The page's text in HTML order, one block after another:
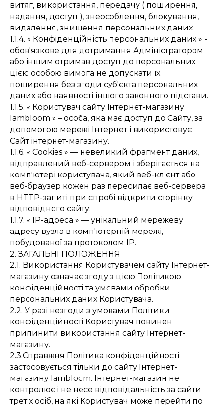
витяг, використання, передачу ( поширення,
надання, доступ ), знеособлення, блокування,
видалення, знищення персональних даних.
1.1.4. « Конфіденційність персональних даних » -
обов'язкове для дотримання Адміністратором
або іншим отримав доступ до персональних
цією особою вимога не допускати їх
поширення без згоди суб'єкта персональних
даних або наявності іншого законного підстави.
1.1.5. « Користувач сайту Інтернет-магазину
Iambloom » – особа, яка має доступ до Сайту, за
допомогою мережі Інтернет і використовує
Сайт інтернет-магазину.
1.1.6. « Cookies » — невеликий фрагмент даних,
відправлений веб-сервером і зберігається на
комп'ютері користувача, який веб-клієнт або
веб-браузер кожен раз пересилає веб-сервера
в HTTP-запиті при спробі відкрити сторінку
відповідного сайту.
1.1.7. « IP-адреса » — унікальний мережеву
адресу вузла в комп'ютерній мережі,
побудованої за протоколом IP.
2. ЗАГАЛЬНІ ПОЛОЖЕННЯ
2.1. Використання Користувачем сайту Інтернет-
магазину означає згоду з цією Політикою
конфіденційності та умовами обробки
персональних даних Користувача.
2.2. У разі незгоди з умовами Політики
конфіденційності Користувач повинен
припинити використання сайту Інтернет-
магазину.
2.3.Справжня Політика конфіденційності
застосовується тільки до сайту Інтернет-
магазину Iambloom. Інтернет-магазин не
контролює і не несе відповідальність за сайти
третіх осіб, на які Користувач може перейти по